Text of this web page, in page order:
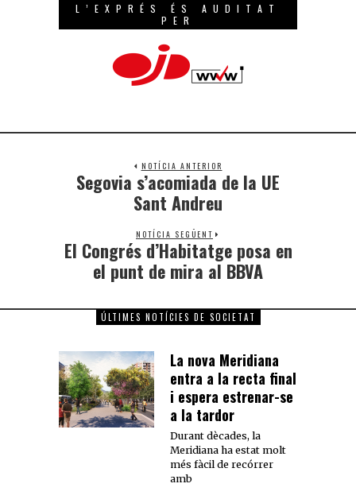
L’EXPRÉS ÉS AUDITAT
PER
NOTÍCIA ANTERIOR
Segovia s’acomiada de la UE
Sant Andreu
NOTÍCIA SEGÜENT
El Congrés d’Habitatge posa en
el punt de mira al BBVA
ÚLTIMES NOTÍCIES DE SOCIETAT
La nova Meridiana
entra a la recta final
i espera estrenar-se
a la tardor
Durant dècades, la
Meridiana ha estat molt
més fàcil de recórrer
amb